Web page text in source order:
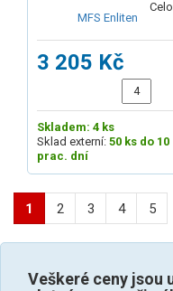
3 205 Kč
Skladem: 4 ks
Sklad externí: 50 ks do 10
prac. dní
1 2 3 4 5
Veškeré ceny jsou